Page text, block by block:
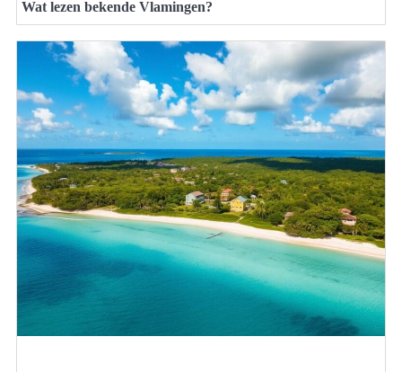
Wat lezen bekende Vlamingen?